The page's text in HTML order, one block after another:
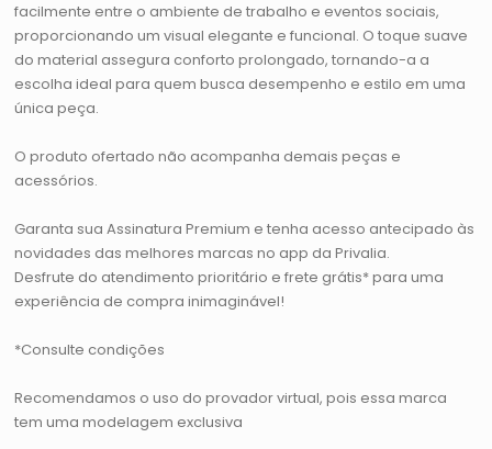
facilmente entre o ambiente de trabalho e eventos sociais,
proporcionando um visual elegante e funcional. O toque suave
do material assegura conforto prolongado, tornando-a a
escolha ideal para quem busca desempenho e estilo em uma
única peça.
O produto ofertado não acompanha demais peças e
acessórios.
Garanta sua Assinatura Premium e tenha acesso antecipado às
novidades das melhores marcas no app da Privalia.
Desfrute do atendimento prioritário e frete grátis* para uma
experiência de compra inimaginável!
*Consulte condições
Recomendamos o uso do provador virtual, pois essa marca
tem uma modelagem exclusiva